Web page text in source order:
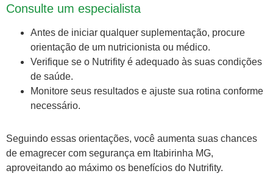
Consulte um especialista
Antes de iniciar qualquer suplementação, procure
orientação de um nutricionista ou médico.
Verifique se o Nutrifity é adequado às suas condições
de saúde.
Monitore seus resultados e ajuste sua rotina conforme
necessário.
Seguindo essas orientações, você aumenta suas chances
de emagrecer com segurança em Itabirinha MG,
aproveitando ao máximo os benefícios do Nutrifity.